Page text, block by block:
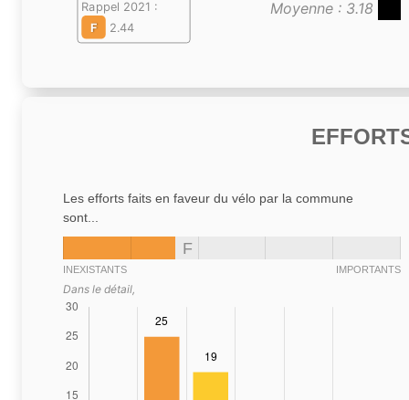
Moyenne : 3.18
Rappel 2021 :
F
2.44
Les efforts faits en faveur du vélo par la commune
sont...
F
INEXISTANTS IMPORTANTS
Dans le détail,